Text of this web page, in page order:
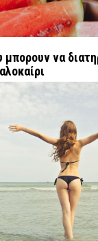
μπορουν να